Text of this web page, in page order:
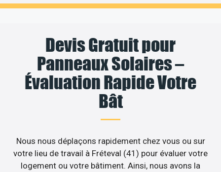
Devis Gratuit pour
Panneaux Solaires –
Évaluation Rapide Votre
Bât
Nous nous déplaçons rapidement chez vous ou sur
votre lieu de travail à Fréteval (41) pour évaluer votre
logement ou votre bâtiment. Ainsi, nous avons la